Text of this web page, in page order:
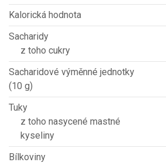
Kalorická hodnota
Sacharidy
z toho cukry
Sacharidové výměnné jednotky
(10 g)
Tuky
z toho nasycené mastné
kyseliny
Bílkoviny